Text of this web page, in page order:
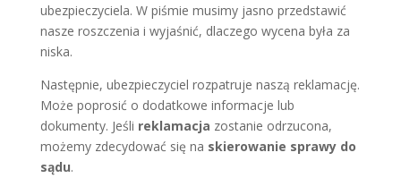
ubezpieczyciela. W piśmie musimy jasno przedstawić
nasze roszczenia i wyjaśnić, dlaczego wycena była za
niska.
Następnie, ubezpieczyciel rozpatruje naszą reklamację.
Może poprosić o dodatkowe informacje lub
dokumenty. Jeśli reklamacja zostanie odrzucona,
możemy zdecydować się na skierowanie sprawy do
sądu.